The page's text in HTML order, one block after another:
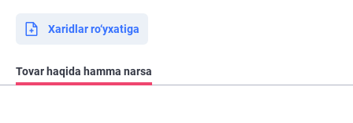
Xaridlar ro‘yxatiga
Tovar haqida hamma narsa